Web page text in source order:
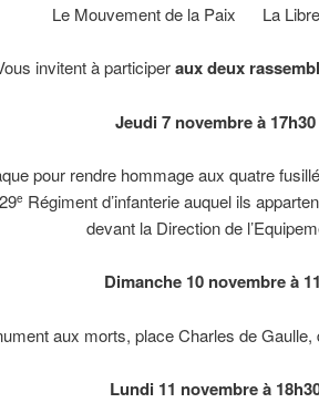
Le Mouvement de la Paix La
invitent à participeraux deux
Jeudi 7 novembre à 17h30
pour rendre hommage aux quatre
e Régiment d’infanterie auquel ils
devant la Direction de
Dimanche 10 novembre à
aux morts, place Charles de Gaulle,
Lundi 11 novembre à